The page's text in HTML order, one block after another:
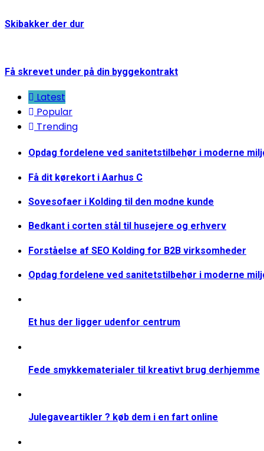
Skibakker der dur
Få skrevet under på din byggekontrakt
Latest
Popular
Trending
Opdag fordelene ved sanitetstilbehør i moderne
Få dit kørekort i Aarhus C
Sovesofaer i Kolding til den modne kunde
Bedkant i corten stål til husejere og erhverv
Forståelse af SEO Kolding for B2B virksomheder
Opdag fordelene ved sanitetstilbehør i moderne
Et hus der ligger udenfor centrum
Fede smykkematerialer til kreativt brug derhjemme
Julegaveartikler ? køb dem i en fart online